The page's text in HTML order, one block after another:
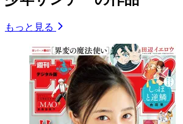
もっと見る